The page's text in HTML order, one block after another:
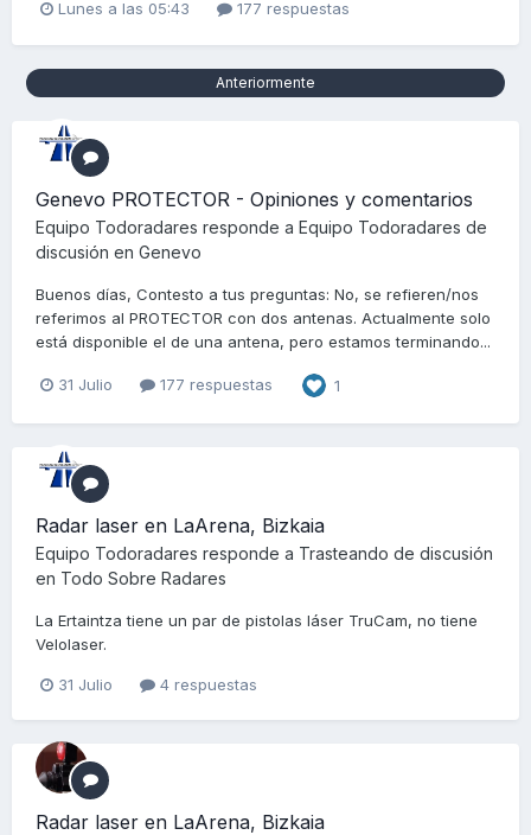
Lunes a las 05:43 177 respuestas
Anteriormente
Genevo PROTECTOR - Opiniones y comentarios
Equipo Todoradares responde a Equipo Todoradares de
discusión en Genevo
Buenos días, Contesto a tus preguntas: No, se refieren/nos
referimos al PROTECTOR con dos antenas. Actualmente solo
está disponible el de una antena, pero estamos terminando...
31 Julio 177 respuestas 1
Radar laser en LaArena, Bizkaia
Equipo Todoradares responde a Trasteando de discusión
en Todo Sobre Radares
La Ertaintza tiene un par de pistolas láser TruCam, no tiene
Velolaser.
31 Julio 4 respuestas
Radar laser en LaArena, Bizkaia